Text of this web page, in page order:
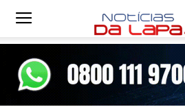
Notícias